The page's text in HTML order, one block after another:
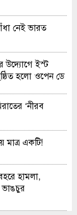
নেই ভারত
উদ্যোগে ইস্ট
হলো ওপেন ডে
‘নীরব
মাত্র একটি!
হামলা,
ভাঙচুর